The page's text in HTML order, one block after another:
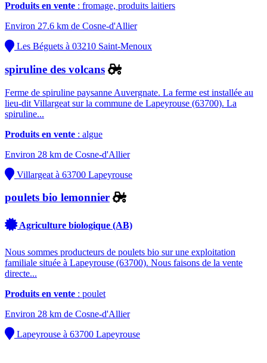
Produits en vente : fromage, produits laitiers
Environ 27.6 km de Cosne-d'Allier
Les Béguets à 03210 Saint-Menoux
spiruline des volcans
Ferme de spiruline paysanne Auvergnate. La ferme est installée au
lieu-dit Villargeat sur la commune de Lapeyrouse (63700). La
spiruline...
Produits en vente : algue
Environ 28 km de Cosne-d'Allier
Villargeat à 63700 Lapeyrouse
poulets bio lemonnier
Agriculture biologique (AB)
Nous sommes producteurs de poulets bio sur une exploitation
familiale située à Lapeyrouse (63700). Nous faisons de la vente
directe...
Produits en vente : poulet
Environ 28 km de Cosne-d'Allier
Lapeyrouse à 63700 Lapeyrouse